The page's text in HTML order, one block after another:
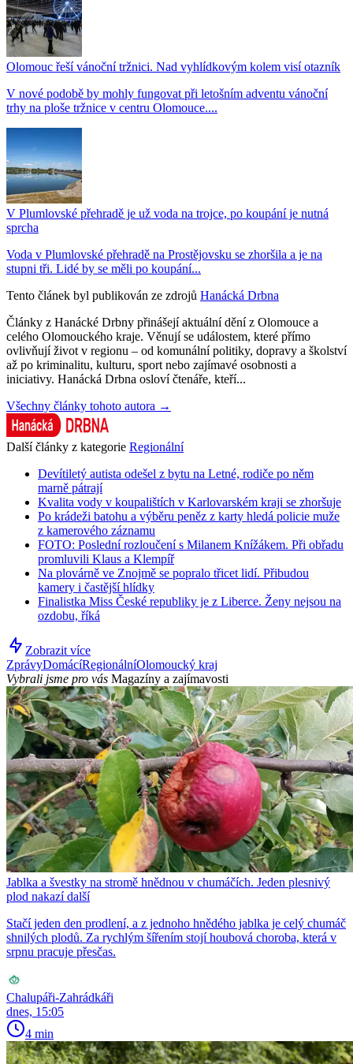
Olomouc řeší vánoční tržnici. Nad vyhlídkovým kolem visí otazník
V nové podobě by mohly fungovat při letošním adventu vánoční
trhy na ploše tržnice v centru Olomouce....
V Plumlovské přehradě je už voda na trojce, po koupání je nutná
sprcha
Voda v Plumlovské přehradě na Prostějovsku se zhoršila a je na
stupni tři. Lidé by se měli po koupání...
Tento článek byl publikován ze zdrojů Hanácká Drbna
Články z Hanácké Drbny přinášejí aktuální dění z Olomouce a
celého Olomouckého kraje. Věnují se událostem, které přímo
ovlivňují život v regionu – od komunální politiky, dopravy a školství
až po kriminalitu, kulturu, sport nebo zajímavé osobnosti a
iniciativy. Hanácká Drbna osloví čtenáře, kteří...
Všechny články tohoto autora →
Další články z kategorie Regionální
Devítiletý autista odešel z bytu na Letné, rodiče po něm
marně pátrají
Kvalita vody v koupalištích v Karlovarském kraji se zhoršuje
Po krádeži batohu a výběru peněz z karty hledá policie muže
z kamerového záznamu
FOTO: Poslední rozloučení s Milanem Knížákem. Při obřadu
promluvili Klaus a Klempíř
Na plovárně ve Znojmě se popralo třicet lidí. Přibudou
kamery i častější hlídky
Finalistka Miss České republiky je z Liberce. Ženy nejsou na
ozdobu, říká
Zobrazit více
ZprávyDomácíRegionálníOlomoucký kraj
Vybrali jsme pro vás Magazíny a zajímavosti
Jablka a švestky na stromě hnědnou v chumáčích. Jeden plesnivý
plod nakazí další
Stačí jeden den prodlení, a z jednoho hnědého jablka je celý chumáč
shnilých plodů. Za rychlým šířením stojí houbová choroba, která v
srpnu pracuje přesčas.
Chalupáři-Zahrádkáři
dnes, 15:05
4 min